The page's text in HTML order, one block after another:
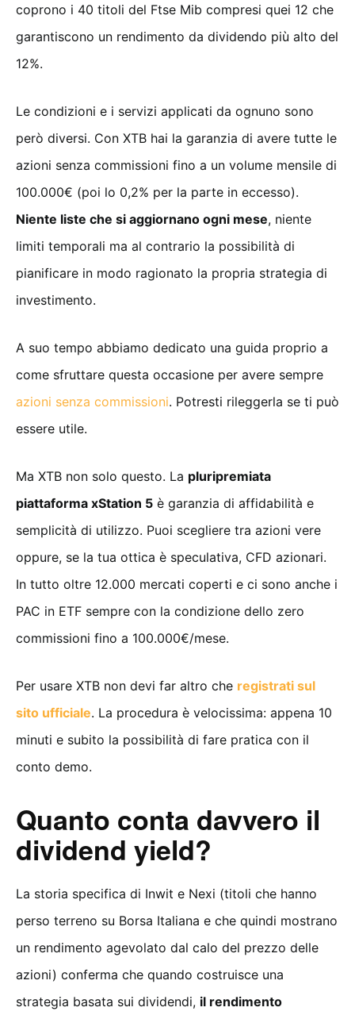
coprono i 40 titoli del Ftse Mib compresi quei 12 che
garantiscono un rendimento da dividendo più alto del
12%.
Le condizioni e i servizi applicati da ognuno sono
però diversi. Con XTB hai la garanzia di avere tutte le
azioni senza commissioni fino a un volume mensile di
100.000€ (poi lo 0,2% per la parte in eccesso).
Niente liste che si aggiornano ogni mese, niente
limiti temporali ma al contrario la possibilità di
pianificare in modo ragionato la propria strategia di
investimento.
A suo tempo abbiamo dedicato una guida proprio a
come sfruttare questa occasione per avere sempre
azioni senza commissioni. Potresti rileggerla se ti può
essere utile.
Ma XTB non solo questo. La pluripremiata
piattaforma xStation 5 è garanzia di affidabilità e
semplicità di utilizzo. Puoi scegliere tra azioni vere
oppure, se la tua ottica è speculativa, CFD azionari.
In tutto oltre 12.000 mercati coperti e ci sono anche i
PAC in ETF sempre con la condizione dello zero
commissioni fino a 100.000€/mese.
Per usare XTB non devi far altro che registrati sul
sito ufficiale. La procedura è velocissima: appena 10
minuti e subito la possibilità di fare pratica con il
conto demo.
Quanto conta davvero il
dividend yield?
La storia specifica di Inwit e Nexi (titoli che hanno
perso terreno su Borsa Italiana e che quindi mostrano
un rendimento agevolato dal calo del prezzo delle
azioni) conferma che quando costruisce una
strategia basata sui dividendi, il rendimento